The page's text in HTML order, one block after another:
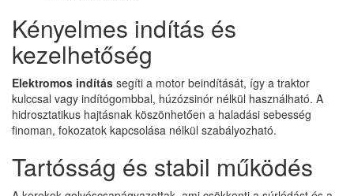
Kényelmes indítás és
kezelhetőség
Elektromos indítás segíti a motor beindítását, így a traktor
kulccsal vagy indítógombbal, húzózsinór nélkül használható. A
hidrosztatikus hajtásnak köszönhetően a haladási sebesség
finoman, fokozatok kapcsolása nélkül szabályozható.
Tartósság és stabil működés